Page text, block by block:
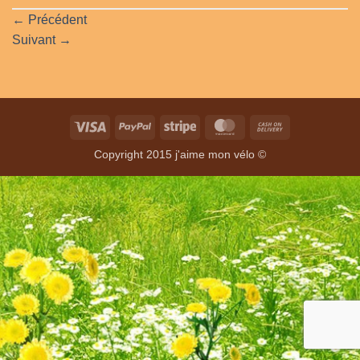
← Précédent
Suivant →
Visa PayPal Stripe MasterCard
Copyright 2015 j'aime mon vélo ©